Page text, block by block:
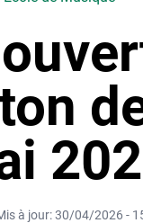
à jour: 30/04/2026 -